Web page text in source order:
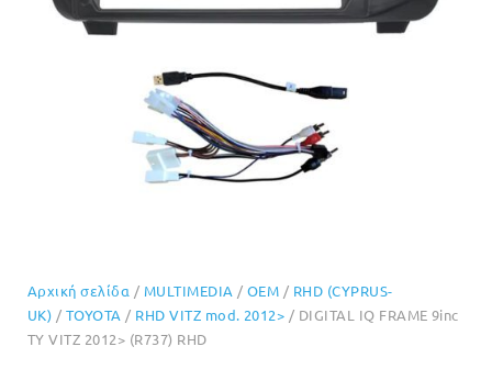
Αρχική σελίδα / MULTIMEDIA / OEM / RHD (CYPRUS-
UK) / TOYOTA / RHD VITZ mod. 2012> / DIGITAL IQ FRAME 9inc
TY VITZ 2012> (R737) RHD